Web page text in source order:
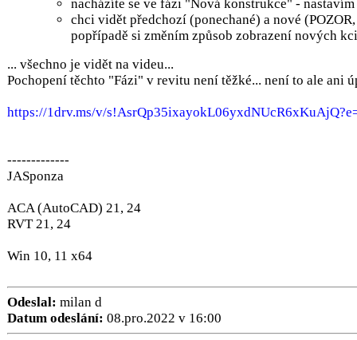
nacházíte se ve fázi "Nová konstrukce" -
chci vidět předchozí (ponechané) a nové
popřípadě si změním způsob zobrazení nových
... všechno je vidět na videu...
Pochopení těchto "Fázi" v revitu není těžké... není to ale ani
https://1drv.ms/v/
-------------
JASponza
ACA (AutoCAD) 21, 24
RVT 21, 24
Win 10, 11 x64
Odeslal: milan d
Datum odeslání: 08.pro.2022 v 16:00